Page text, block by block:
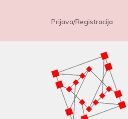
Prijava/Registracija